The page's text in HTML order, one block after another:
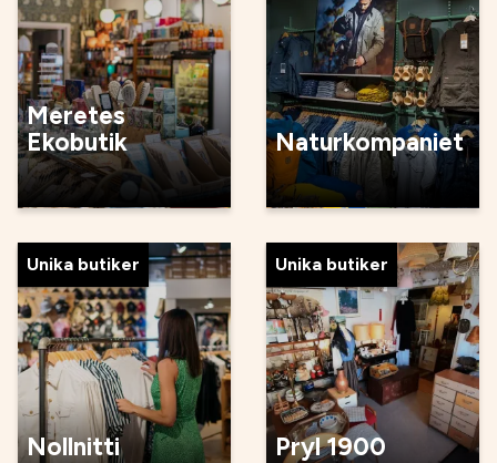
Meretes
Ekobutik
Naturkompaniet
Unika butiker
Nollnitti
Unika butiker
Pryl 1900